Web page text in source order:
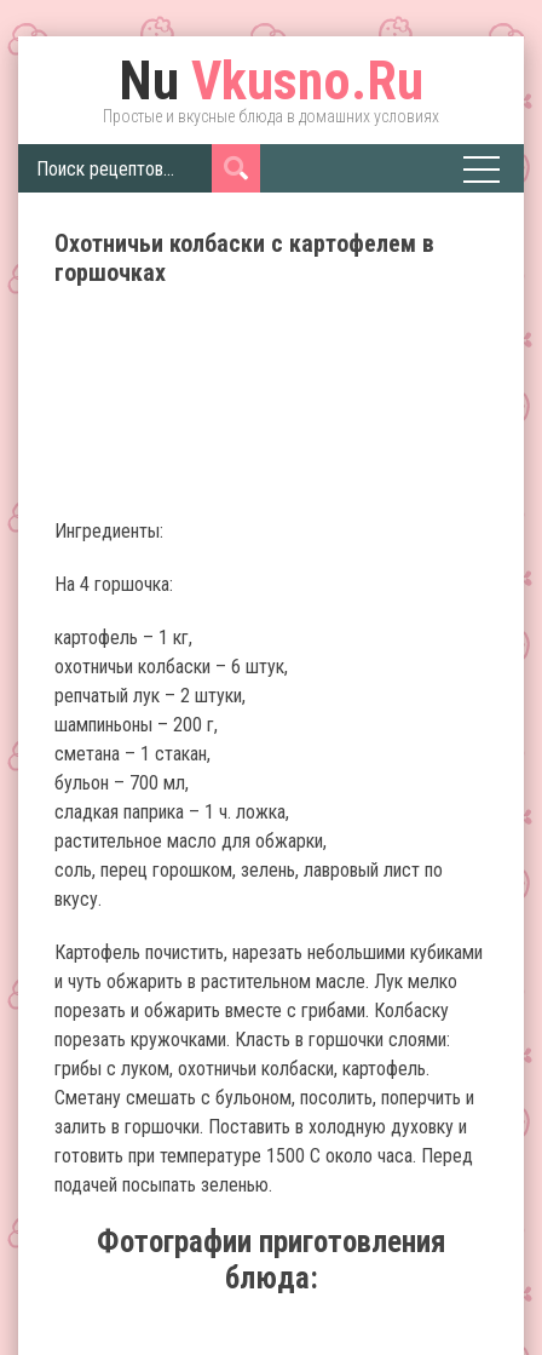
Nu Vkusno.Ru
Простые и вкусные блюда в домашних условиях
Охотничьи колбаски с картофелем в
горшочках
Ингредиенты:
На 4 горшочка:
картофель – 1 кг,
охотничьи колбаски – 6 штук,
репчатый лук – 2 штуки,
шампиньоны – 200 г,
сметана – 1 стакан,
бульон – 700 мл,
сладкая паприка – 1 ч. ложка,
растительное масло для обжарки,
соль, перец горошком, зелень, лавровый лист по
вкусу.
Картофель почистить, нарезать небольшими кубиками
и чуть обжарить в растительном масле. Лук мелко
порезать и обжарить вместе с грибами. Колбаску
порезать кружочками. Класть в горшочки слоями:
грибы с луком, охотничьи колбаски, картофель.
Сметану смешать с бульоном, посолить, поперчить и
залить в горшочки. Поставить в холодную духовку и
готовить при температуре 1500 С около часа. Перед
подачей посыпать зеленью.
Фотографии приготовления
блюда: